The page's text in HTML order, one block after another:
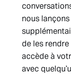
nous
de les
accède à
avec